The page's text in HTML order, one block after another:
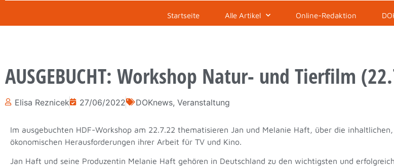
Startseite Alle Artikel Online-Redaktion
AUSGEBUCHT: Workshop Natur- und Tierfilm
Elisa Reznicek 27/06/2022 DOKnews, Veranstaltung
Im ausgebuchten HDF-Workshop am 22.7.22 thematisieren Jan und Melanie Haft, über die
ökonomischen Herausforderungen ihrer Arbeit für TV und Kino.
Jan Haft und seine Produzentin Melanie Haft gehören in Deutschland zu den wichtigsten und